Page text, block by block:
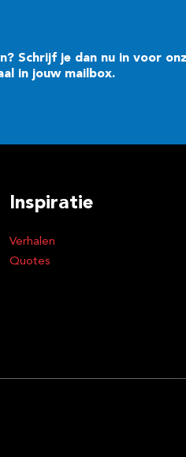
Schrijf je dan nu in voor
in jouw mailbox.
Inspiratie
Verhalen
Quotes